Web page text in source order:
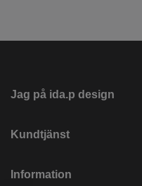
Jag på ida.p design
Kundtjänst
Information